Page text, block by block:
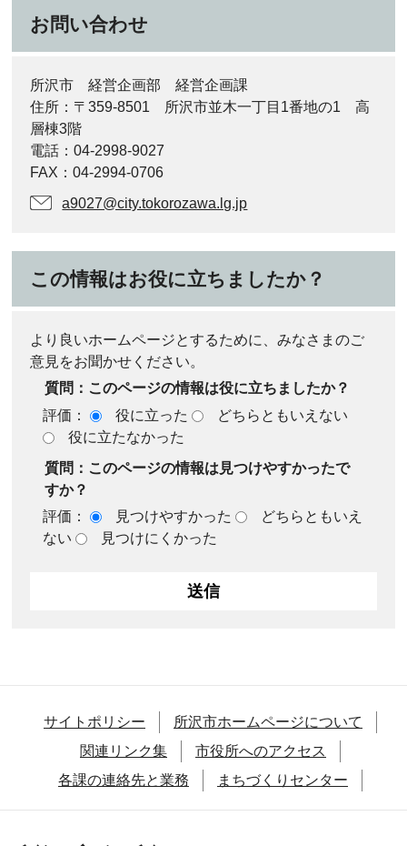
お問い合わせ
所沢市 経営企画部 経営企画課
住所：〒359-8501 所沢市並木一丁目1番地の1 高
層棟3階
電話：04-2998-9027
FAX：04-2994-0706
a9027@city.tokorozawa.lg.jp
この情報はお役に立ちましたか？
より良いホームページとするために、みなさまのご
意見をお聞かせください。
質問：このページの情報は役に立ちましたか？
評価：
役に立った
どちらともいえない
役に立たなかった
質問：このページの情報は見つけやすかったで
すか？
評価：
見つけやすかった
どちらともいえ
ない
見つけにくかった
サイトポリシー
所沢市ホームページについて
関連リンク集
市役所へのアクセス
各課の連絡先と業務
まちづくりセンター